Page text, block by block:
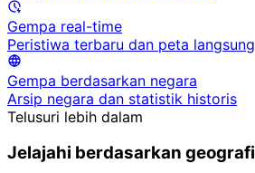
Gempa real-time
Peristiwa terbaru dan peta langsung
Gempa berdasarkan negara
Arsip negara dan statistik historis
Telusuri lebih dalam
Jelajahi berdasarkan geografi